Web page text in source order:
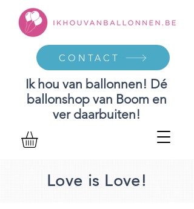
Ik hou van ballonnen! Dé
ballonshop van Boom en
ver daarbuiten!
CONTACT
Love is Love!